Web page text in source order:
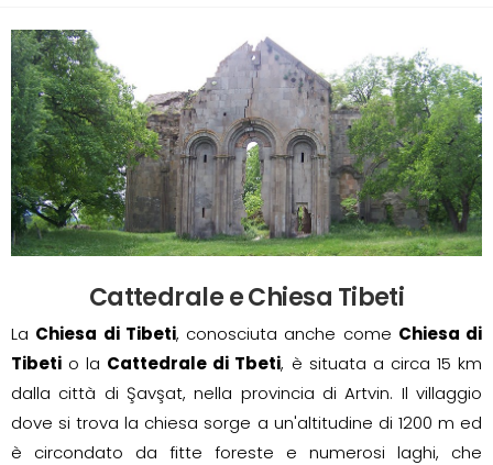
Cattedrale e Chiesa Tibeti
La Chiesa di Tibeti, conosciuta anche come Chiesa di
Tibeti o la Cattedrale di Tbeti, è situata a circa 15 km
dalla città di Şavşat, nella provincia di Artvin. Il villaggio
dove si trova la chiesa sorge a un'altitudine di 1200 m ed
è circondato da fitte foreste e numerosi laghi, che